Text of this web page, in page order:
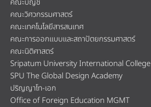
คณะวิศวกรรมศาสตร์
คณะเทคโนโลยีสารสนเทศ
คณะการออกแบบและสถาปัตยกรรมศาสตร์
คณะนิติศาสตร์
Sripatum University International College
SPU The Global Design Academy
ปริญญาโท-เอก
Office of Foreign Education MGMT